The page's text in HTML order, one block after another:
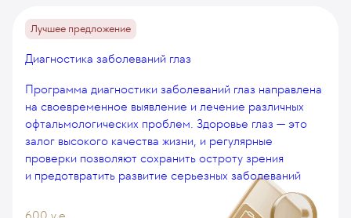
Лучшее предложение
Диагностика заболеваний глаз
Программа диагностики заболеваний глаз направлена
на своевременное выявление и лечение различных
офтальмологических проблем. Здоровье глаз — это
залог высокого качества жизни, и регулярные
проверки позволяют сохранить остроту зрения
и предотвратить развитие серьезных заболеваний